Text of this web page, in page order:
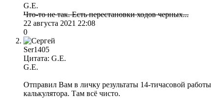
G.E.
Что-то не так. Есть перестановки ходов черных...
22 августа 2021 22:08
0
Ser1405
Цитата: G.E.
G.E.
Отправил Вам в личку результаты 14-тичасовой работы
калькулятора. Там всё чисто.